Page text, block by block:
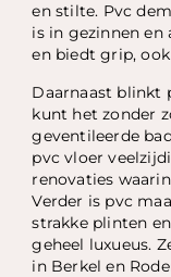
en stilte. Pvc
is in gezinnen en
en biedt grip,
Daarnaast blinkt
kunt het zonder
geventileerde
pvc vloer
renovaties
Verder is pvc
strakke plinten
geheel luxueus.
in Berkel en